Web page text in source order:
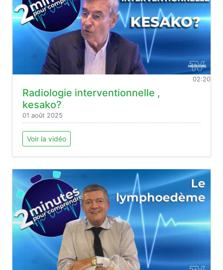
02:20
Radiologie interventionnelle ,
kesako?
01 août 2025
Voir la vidéo